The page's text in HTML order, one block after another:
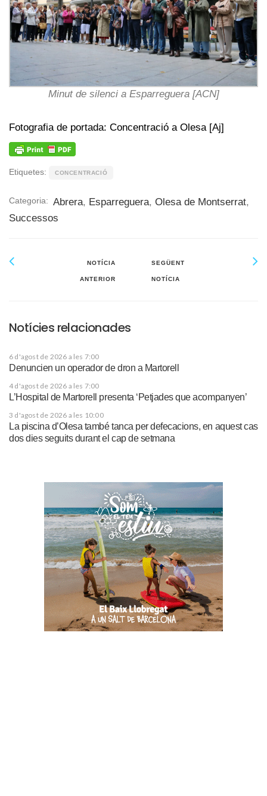
Minut de silenci a Esparreguera [ACN]
Fotografia de portada: Concentració a Olesa [Aj]
Etiquetes: CONCENTRACIÓ
Categoria: Abrera, Esparreguera, Olesa de Montserrat,
Successos
NOTÍCIA
ANTERIOR
SEGÜENT
NOTÍCIA
Notícies relacionades
6 d'agost de 2026 a les 7:00
Denuncien un operador de dron a Martorell
4 d'agost de 2026 a les 7:00
L’Hospital de Martorell presenta ‘Petjades que acompanyen’
3 d'agost de 2026 a les 10:00
La piscina d’Olesa també tanca per defecacions, en aquest cas
dos dies seguits durant el cap de setmana